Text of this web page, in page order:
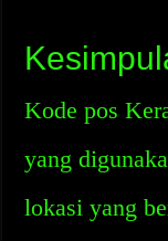
Kode pos
yang
lokasi yang